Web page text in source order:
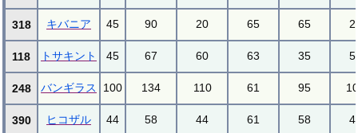
318 キバニア 45 90 20 65 65
118 トサキント 45 67 60 63 35
248 バンギラス 100 134 110 61 95
390 ヒコザル 44 58 44 61 58